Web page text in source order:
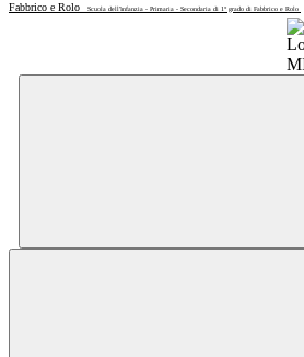
Fabbrico e Rolo
Scuola dell'Infanzia - Primaria - Secondaria di 1° grado di Fabbrico e Rolo